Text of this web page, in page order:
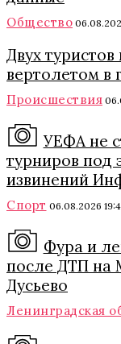
Общество
Двух
вертолетом в
Происшествия
УЕФА не
турниров под
извинений
Спорт 06.08.2026
Фура и
после ДТП на
Дусьево
Ленинградская